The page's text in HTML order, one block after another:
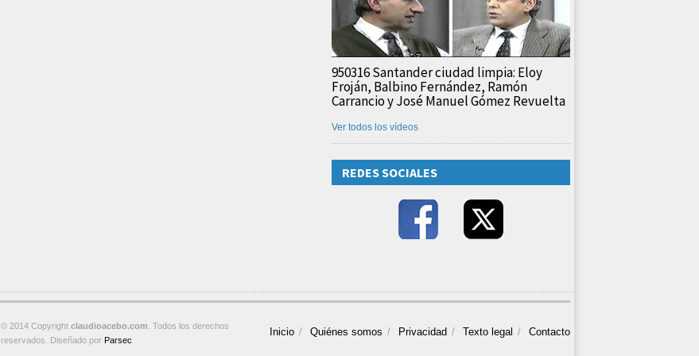
950316 Santander ciudad limpia: Eloy
Froján, Balbino Fernández, Ramón
Carrancio y José Manuel Gómez Revuelta
Ver todos los vídeos
REDES SOCIALES
Inicio Quiénes somos Privacidad Texto legal Contacto
© 2014 Copyright claudioacebo.com . Todos los derechos
reservados. Diseñado por Parsec